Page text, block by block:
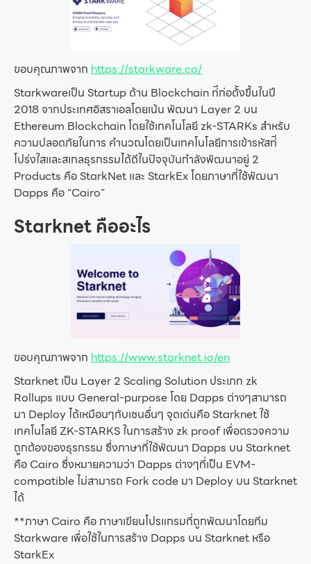
ขอบคุณภาพจาก https://starkware.co/
Starkwareเป็น Startup ด้าน Blockchain ท่ีก่อต้ังขึ้นในปี
2018 จากประเทศอิสราเอลโดยเน้น พัฒนา Layer 2 บน
Ethereum Blockchain โดยใช้เทคโนโลยี zk-STARKs สําหรับ
ความปลอดภัยในการ คํานวณโดยเป็นเทคโนโลยีการเข้ารหัสท่ี
โปร่งใสและสเกลธุรกรรมได้ดีในปัจจุบันกําลังพัฒนาอยู่ 2
Products คือ StarkNet และ StarkEx โดยภาษาที่ใช้พัฒนา
Dapps คือ “Cairo”
Starknet คืออะไร
ขอบคุณภาพจาก https://www.starknet.io/en
Starknet เป็น Layer 2 Scaling Solution ประเภท zk
Rollups แบบ General-purpose โดย Dapps ต่างๆสามารถ
มา Deploy ได้เหมือนๆกับเชนอื่นๆ จุดเด่นคือ Starknet ใช้
เทคโนโลยี ZK-STARKS ในการสร้าง zk proof เพื่อตรวจความ
ถูกต้องของธุรกรรม ซึ่งภาษาที่ใช้พัฒนา Dapps บน Starknet
คือ Cairo ซึ่งหมายความว่า Dapps ต่างๆที่เป็น EVM-
compatible ไม่สามารถ Fork code มา Deploy บน Starknet
ได้
**ภาษา Cairo คือ ภาษาเขียนโปรแกรมที่ถูกพัฒนาโดยทีม
Starkware เพื่อใช้ในการสร้าง Dapps บน Starknet หรือ
StarkEx